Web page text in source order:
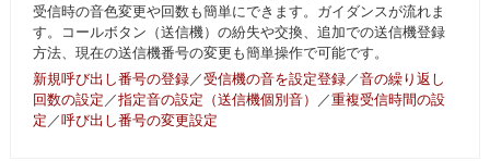
受信時の音色変更や回数も簡単にできます。ガイダンスが流れま
す。コールボタン（送信機）の紛失や交換、追加での送信機登録
方法、現在の送信機番号の変更も簡単操作で可能です。
新規呼び出し番号の登録／受信機の音を設定登録／音の繰り返し
回数の設定 ／指定音の設定（送信機個別音） ／重複受信時間の設
定 ／呼び出し番号の変更設定